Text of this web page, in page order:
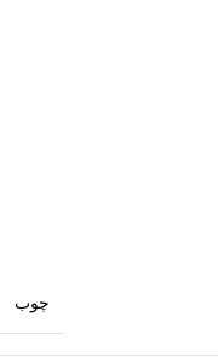
چوب